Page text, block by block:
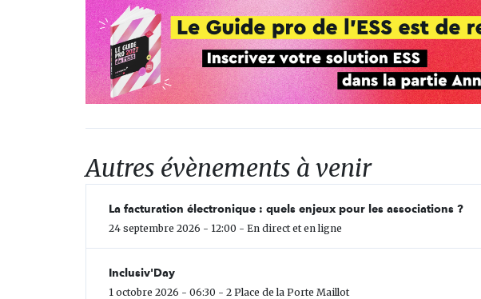
Autres évènements à venir
La facturation électronique : quels enjeux pour les associations ?
24 septembre 2026 - 12:00 - En direct et en ligne
Inclusiv'Day
1 octobre 2026 - 06:30 - 2 Place de la Porte Maillot